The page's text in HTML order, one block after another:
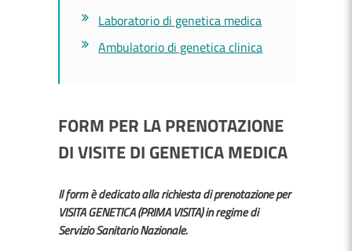
Laboratorio di genetica medica
Ambulatorio di genetica clinica
FORM PER LA PRENOTAZIONE
DI VISITE DI GENETICA MEDICA
Il form è dedicato alla richiesta di prenotazione per
VISITA GENETICA (PRIMA VISITA) in regime di
Servizio Sanitario Nazionale.